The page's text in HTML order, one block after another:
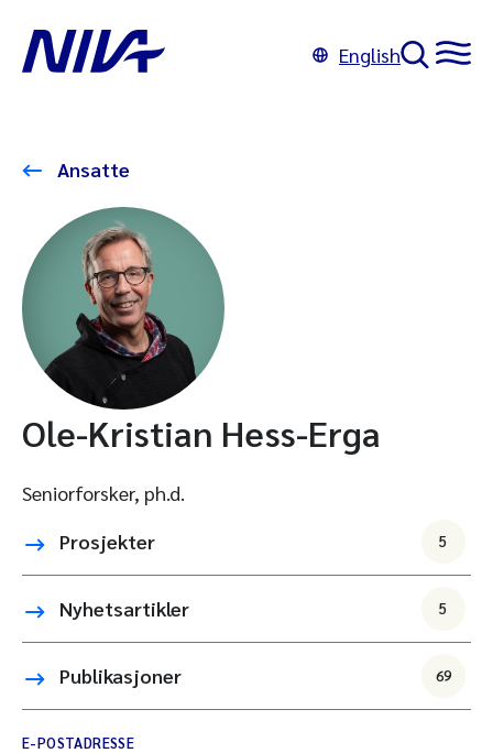
English
Ansatte
Ole-Kristian Hess-Erga
Seniorforsker, ph.d.
Prosjekter
5
Nyhetsartikler 5
Publikasjoner 69
E-POSTADRESSE